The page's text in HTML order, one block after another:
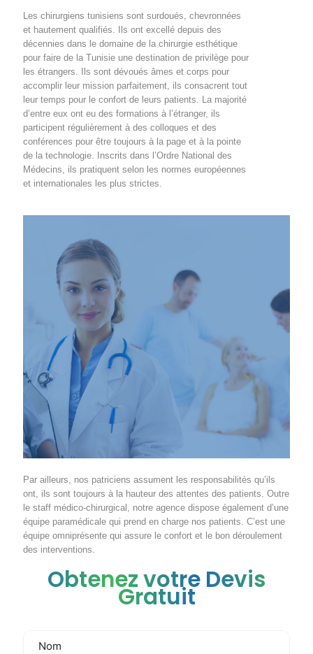
Les chirurgiens tunisiens sont surdoués, chevronnées
et hautement qualifiés. Ils ont excellé depuis des
décennies dans le domaine de la chirurgie esthétique
pour faire de la Tunisie une destination de privilège pour
les étrangers. Ils sont dévoués âmes et corps pour
accomplir leur mission parfaitement, ils consacrent tout
leur temps pour le confort de leurs patients. La majorité
d’entre eux ont eu des formations à l’étranger, ils
participent régulièrement à des colloques et des
conférences pour être toujours à la page et à la pointe
de la technologie. Inscrits dans l’Ordre National des
Médecins, ils pratiquent selon les normes européennes
et internationales les plus strictes.
Par ailleurs, nos patriciens assument les responsabilités qu’ils
ont, ils sont toujours à la hauteur des attentes des patients. Outre
le staff médico-chirurgical, notre agence dispose également d’une
équipe paramédicale qui prend en charge nos patients. C’est une
équipe omniprésente qui assure le confort et le bon déroulement
des interventions.
Obtenez votre Devis
Gratuit